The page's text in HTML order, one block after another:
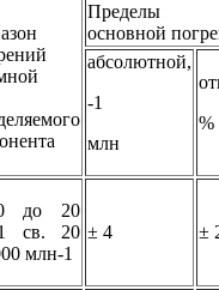
Пределы
основной
абсолютной,
-1
млн
%
до 20
св. 20
млн-1
± 4 ±